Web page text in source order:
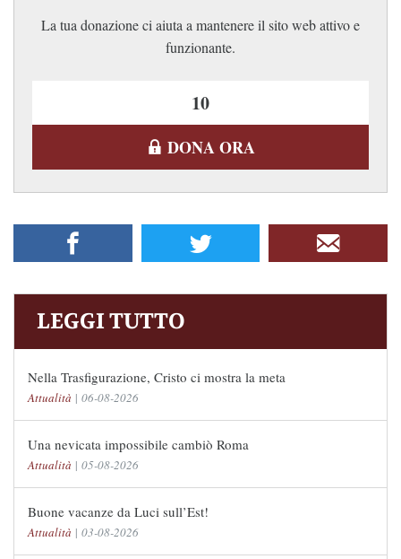
La tua donazione ci aiuta a mantenere il sito web attivo e
funzionante.
DONA ORA
LEGGI TUTTO
Nella Trasfigurazione, Cristo ci mostra la meta
Attualità | 06-08-2026
Una nevicata impossibile cambiò Roma
Attualità | 05-08-2026
Buone vacanze da Luci sull’Est!
Attualità | 03-08-2026